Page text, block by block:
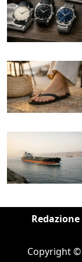
Redazione
Copyright